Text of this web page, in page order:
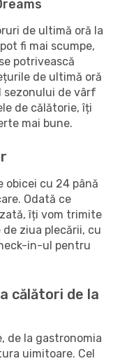
de ultimă oră la
fi mai scumpe,
potrivească
de ultimă oră
sezonului de vârf
de călătorie, îți
mai bune.
obicei cu 24 până
Odată ce
îți vom trimite
ziua plecării, cu
in-ul pentru
călători de la
de la gastronomia
uimitoare. Cel